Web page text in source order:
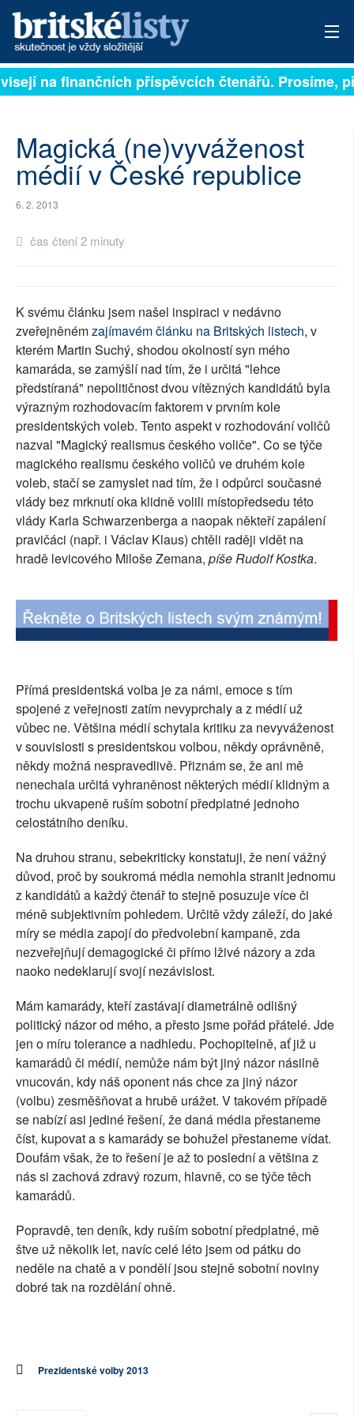
PŘIHLÁSIT
ARCHIV
PŘÍSPĚVKY NA PROVOZ
SOCIÁLNÍ SÍTĚ
RUBRIKY
PLNÁ VERZE STRÁNEK
na finančních příspěvcích čtenářů. Prosíme,
Magická (ne)vyváženost
médií v České republice
6. 2. 2013
čas čtení 2 minuty
K svému článku jsem našel inspiraci v nedávno
zveřejněnémzajímavém článku na Britských listech, v
kterém Martin Suchý, shodou okolností syn mého
kamaráda, se zamýšlí nad tím, že i určitá "lehce
předstíraná" nepolitičnost dvou vítězných kandidátů byla
výrazným rozhodovacím faktorem v prvním kole
presidentských voleb. Tento aspekt v rozhodování voličů
nazval "Magický realismus českého voliče". Co se týče
magického realismu českého voličů ve druhém kole
voleb, stačí se zamyslet nad tím, že i odpůrci současné
vlády bez mrknutí oka klidně volili místopředsedu této
vlády Karla Schwarzenberga a naopak někteří zapálení
pravičáci (např. i Václav Klaus) chtěli raději vidět na
hradě levicového Miloše Zemana, píše Rudolf Kostka.
Přímá presidentská volba je za námi, emoce s tím
spojené z veřejnosti zatím nevyprchaly a z médií už
vůbec ne. Většina médií schytala kritiku za nevyváženost
v souvislosti s presidentskou volbou, někdy oprávněně,
někdy možná nespravedlivě. Přiznám se, že ani mě
nenechala určitá vyhraněnost některých médií klidným a
trochu ukvapeně ruším sobotní předplatné jednoho
celostátního deníku.
Na druhou stranu, sebekriticky konstatuji, že není vážný
důvod, proč by soukromá média nemohla stranit jednomu
z kandidátů a každý čtenář to stejně posuzuje více či
méně subjektivním pohledem. Určitě vždy záleží, do jaké
míry se média zapojí do předvolební kampaně, zda
nezveřejňují demagogické či přímo lživé názory a zda
naoko nedeklarují svojí nezávislost.
Mám kamarády, kteří zastávají diametrálně odlišný
politický názor od mého, a přesto jsme pořád přátelé. Jde
jen o míru tolerance a nadhledu. Pochopitelně, ať již u
kamarádů či médií, nemůže nám být jiný názor násilně
vnucován, kdy náš oponent nás chce za jiný názor
(volbu) zesměšňovat a hrubě urážet. V takovém případě
se nabízí asi jediné řešení, že daná média přestaneme
číst, kupovat a s kamarády se bohužel přestaneme vídat.
Doufám však, že to řešení je až to poslední a většina z
nás si zachová zdravý rozum, hlavně, co se týče těch
kamarádů.
Popravdě, ten deník, kdy ruším sobotní předplatné, mě
štve už několik let, navíc celé léto jsem od pátku do
neděle na chatě a v pondělí jsou stejně sobotní noviny
dobré tak na rozdělání ohně.
Prezidentské volby 2013